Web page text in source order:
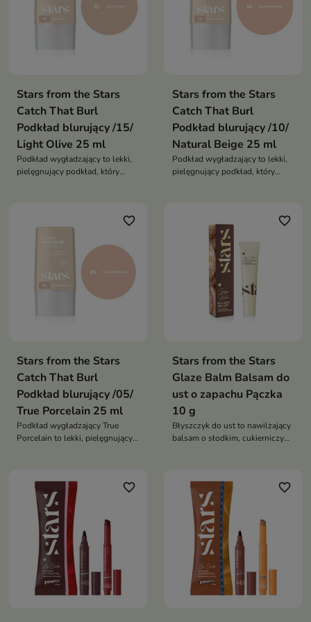
Stars from the Stars
Catch That Burl
Podkład blurujący /15/
Light Olive 25 ml
Podkład wygładzający to lekki,
pielęgnujący podkład, który
pielęgnacyjnymi
Stars from the Stars
Catch That Burl
Podkład blurujący /10/
Natural Beige 25 ml
Podkład wygładzający to lekki,
pielęgnujący podkład, który
wykończenie. Łączy efekt
makijażu z właściwościami
pielęgnacyjnymi
favorite_border
Stars from the Stars
Catch That Burl
Podkład blurujący /05/
True Porcelain 25 ml
Podkład wygładzający True
Porcelain to lekki, pielęgnujący
promienne wykończenie. Łączy
efekt makijażu z właściwościami
pielęgnacyjnymi
favorite_border
Stars from the Stars
Glaze Balm Balsam do
ust o zapachu Pączka
10 g
Błyszczyk do ust to nawilżający
balsam o słodkim, cukierniczym
doświadczeniem zapachowym
inspirowanym świeżo
upieczonym pączkiem.
favorite_border favorite_border